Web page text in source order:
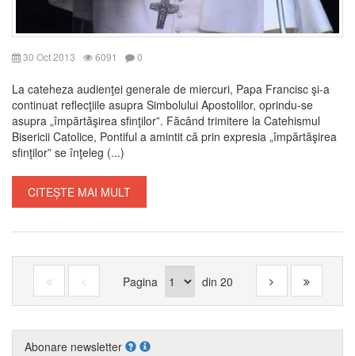
30 Oct 2013 6091 0
La cateheza audienţei generale de miercuri, Papa Francisc şi-a
continuat reflecţiile asupra Simbolului Apostolilor, oprindu-se
asupra „împărtăşirea sfinţilor”. Făcând trimitere la Catehismul
Bisericii Catolice, Pontiful a amintit că prin expresia „împărtăşirea
sfinţilor” se înţeleg (...)
CITEȘTE MAI MULT
Pagina din 20
Abonare newsletter